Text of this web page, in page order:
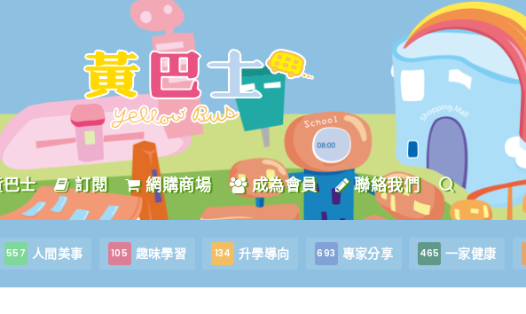
士 訂閱 網購商場 成為會員 聯絡我們
557 人間美事 105 趣味學習 134 升學導向 693 專家分享 465 一家健康